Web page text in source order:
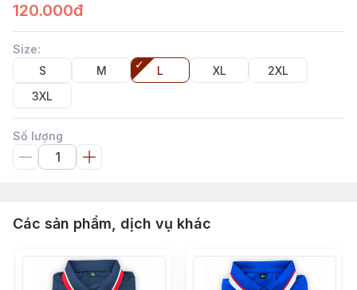
120.000đ
Size:
S
M L XL
2XL
3XL
Số lượng
Các sản phẩm, dịch vụ khác